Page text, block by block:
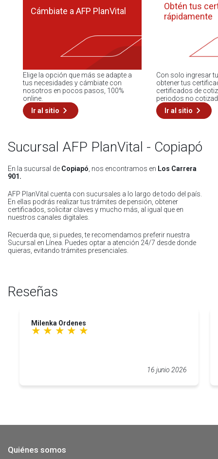
Cámbiate a AFP PlanVital
Elige la opción que más se adapte a
tus necesidades y cámbiate con
nosotros en pocos pasos, 100%
online.
Ir al sitio
Obtén tus
rápidamente
Con solo ingresar
obtener tus
certificados de
periodos no
Ir al sitio
Sucursal AFP PlanVital - Copiapó
En la sucursal de Copiapó , nos encontramos en Los Carrera
901.
AFP PlanVital cuenta con sucursales a lo largo de todo del país.
En ellas podrás realizar tus trámites de pensión, obtener
certificados, solicitar claves y mucho más, al igual que en
nuestros canales digitales.
Recuerda que, si puedes, te recomendamos preferir nuestra
Sucursal en Línea. Puedes optar a atención 24/7 desde donde
quieras, evitando trámites presenciales.
Reseñas
Milenka Ordenes
16 junio 2026
Quiénes somos